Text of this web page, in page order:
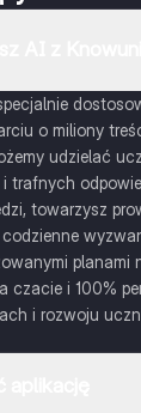
o miliony
udzielać
trafnych
towarzysz
planami
czacie i 100%
i rozwoju